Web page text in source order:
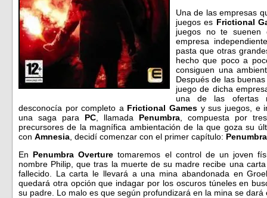
Una de las empresas
juegos es Frictional
juegos no te
empresa
pasta que otras
hecho que poco a
consiguen una
Después de las
juego de dicha
una de las ofertas
desconocía por completo a Frictional Games y sus juegos, e
una saga para PC , llamada Penumbra , compuesta por
precursores de la magnífica ambientación de la que goza su
con Amnesia , decidí comenzar con el primer capítulo:
En Penumbra Overture tomaremos el control de un joven
nombre Philip, que tras la muerte de su madre recibe una
fallecido. La carta le llevará a una mina abandonada en
quedará otra opción que indagar por los oscuros túneles en
su padre. Lo malo es que según profundizará en la mina se